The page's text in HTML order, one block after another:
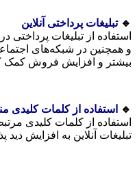
🔹تبلیغات پرداختی آنلاین
استفاده از تبلیغات
و همچنین در شبکه‌های
بیشتر و افزایش فروش کمک
🔹
استفاده از کلمات کلیدی
استفاده از کلمات کلیدی
تبلیغات آنلاین به افزایش